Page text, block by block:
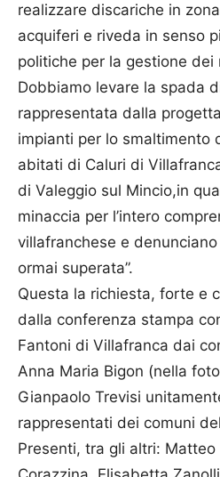
realizzare discariche in
acquiferi e riveda in senso
politiche per la gestione dei
Dobbiamo levare la spada
rappresentata dalla
impianti per lo smaltimento
abitati di Caluri di
di Valeggio sul Mincio,in
minaccia per l’intero
villafranchese e
ormai superata”.
Questa la richiesta, forte e
dalla conferenza stampa
Fantoni di Villafranca dai
Anna Maria Bigon (nella
Gianpaolo Trevisi
rappresentati dei comuni
Presenti, tra gli altri: